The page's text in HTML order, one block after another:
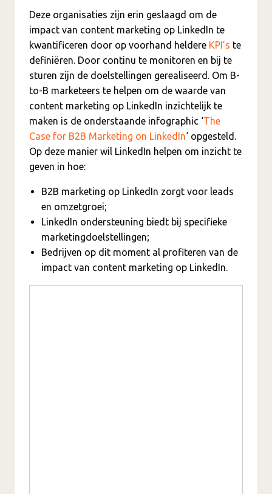
Deze organisaties zijn erin geslaagd om de
impact van content marketing op LinkedIn te
kwantificeren door op voorhand heldere KPI’s te
definiëren. Door continu te monitoren en bij te
sturen zijn de doelstellingen gerealiseerd. Om B-
to-B marketeers te helpen om de waarde van
content marketing op LinkedIn inzichtelijk te
maken is de onderstaande infographic ‘The
Case for B2B Marketing on LinkedIn‘ opgesteld.
Op deze manier wil LinkedIn helpen om inzicht te
geven in hoe:
B2B marketing op LinkedIn zorgt voor leads
en omzetgroei;
LinkedIn ondersteuning biedt bij specifieke
marketingdoelstellingen;
Bedrijven op dit moment al profiteren van de
impact van content marketing op LinkedIn.